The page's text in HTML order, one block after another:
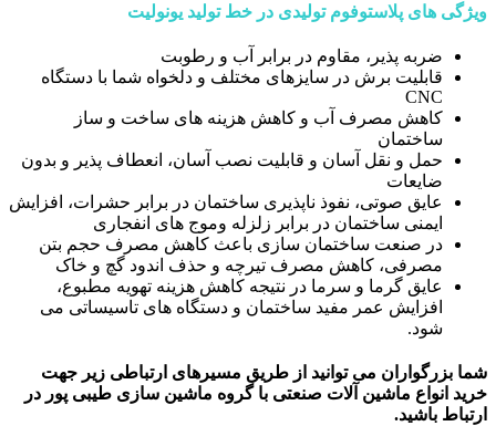
ویژگی های پلاستوفوم تولیدی در خط تولید یونولیت
ضربه پذیر، مقاوم در برابر آب و رطوبت
قابلیت برش در سایزهای مختلف و دلخواه شما با دستگاه
CNC
کاهش مصرف آب و کاهش هزینه های ساخت و ساز
ساختمان
حمل و نقل آسان و قابلیت نصب آسان، انعطاف پذیر و بدون
ضایعات
عایق صوتی، نفوذ ناپذیری ساختمان در برابر حشرات، افزایش
ایمنی ساختمان در برابر زلزله وموج های انفجاری
در صنعت ساختمان سازی باعث کاهش مصرف حجم بتن
مصرفی، کاهش مصرف تیرچه و حذف اندود گچ و خاک
عایق گرما و سرما در نتیجه کاهش هزینه تهویه مطبوع،
افزایش عمر مفید ساختمان و دستگاه های تاسیساتی می
شود.
شما بزرگواران می توانید از طریق مسیرهای ارتباطی زیر جهت
خرید انواع ماشین آلات صنعتی با گروه ماشین سازی طیبی پور در
ارتباط باشید.